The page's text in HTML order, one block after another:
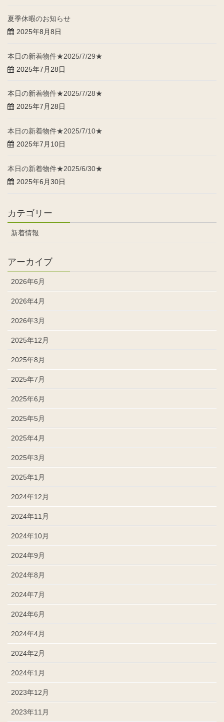
夏季休暇のお知らせ
2025年8月8日
本日の新着物件★2025/7/29★
2025年7月28日
本日の新着物件★2025/7/28★
2025年7月28日
本日の新着物件★2025/7/10★
2025年7月10日
本日の新着物件★2025/6/30★
2025年6月30日
カテゴリー
新着情報
アーカイブ
2026年6月
2026年4月
2026年3月
2025年12月
2025年8月
2025年7月
2025年6月
2025年5月
2025年4月
2025年3月
2025年1月
2024年12月
2024年11月
2024年10月
2024年9月
2024年8月
2024年7月
2024年6月
2024年4月
2024年2月
2024年1月
2023年12月
2023年11月